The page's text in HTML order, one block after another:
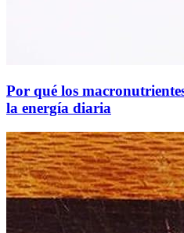
Por qué los
la energía diaria